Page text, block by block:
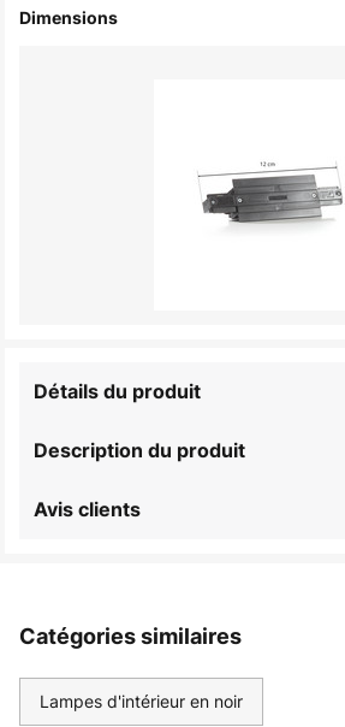
Dimensions
Description du produit
Détails du produit
Avis clients
Catégories similaires
Lampes d'intérieur en noir